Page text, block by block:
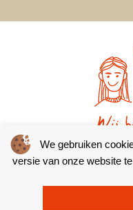
We gebruiken
versie van onze website